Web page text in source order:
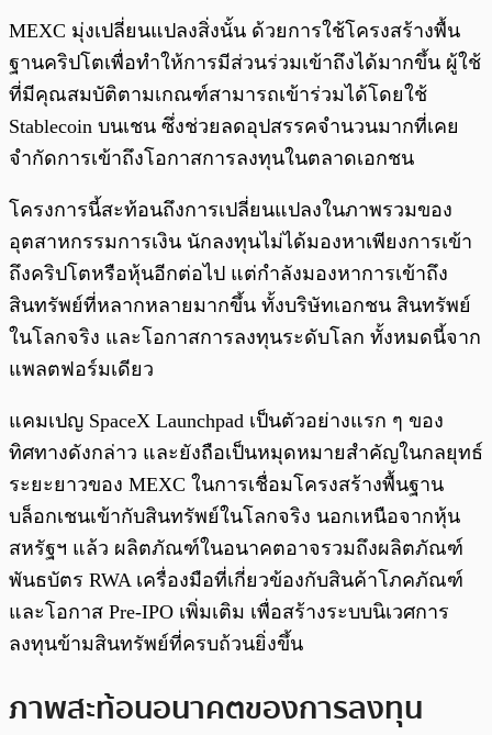
MEXC มุ่งเปลี่ยนแปลงสิ่งนั้น ด้วยการใช้โครงสร้างพื้น
ฐานคริปโตเพื่อทำให้การมีส่วนร่วมเข้าถึงได้มากขึ้น ผู้ใช้
ที่มีคุณสมบัติตามเกณฑ์สามารถเข้าร่วมได้โดยใช้
Stablecoin บนเชน ซึ่งช่วยลดอุปสรรคจำนวนมากที่เคย
จำกัดการเข้าถึงโอกาสการลงทุนในตลาดเอกชน
โครงการนี้สะท้อนถึงการเปลี่ยนแปลงในภาพรวมของ
อุตสาหกรรมการเงิน นักลงทุนไม่ได้มองหาเพียงการเข้า
ถึงคริปโตหรือหุ้นอีกต่อไป แต่กำลังมองหาการเข้าถึง
สินทรัพย์ที่หลากหลายมากขึ้น ทั้งบริษัทเอกชน สินทรัพย์
ในโลกจริง และโอกาสการลงทุนระดับโลก ทั้งหมดนี้จาก
แพลตฟอร์มเดียว
แคมเปญ SpaceX Launchpad เป็นตัวอย่างแรก ๆ ของ
ทิศทางดังกล่าว และยังถือเป็นหมุดหมายสำคัญในกลยุทธ์
ระยะยาวของ MEXC ในการเชื่อมโครงสร้างพื้นฐาน
บล็อกเชนเข้ากับสินทรัพย์ในโลกจริง นอกเหนือจากหุ้น
สหรัฐฯ แล้ว ผลิตภัณฑ์ในอนาคตอาจรวมถึงผลิตภัณฑ์
พันธบัตร RWA เครื่องมือที่เกี่ยวข้องกับสินค้าโภคภัณฑ์
และโอกาส Pre-IPO เพิ่มเติม เพื่อสร้างระบบนิเวศการ
ลงทุนข้ามสินทรัพย์ที่ครบถ้วนยิ่งขึ้น
ภาพสะท้อนอนาคตของการลงทุน